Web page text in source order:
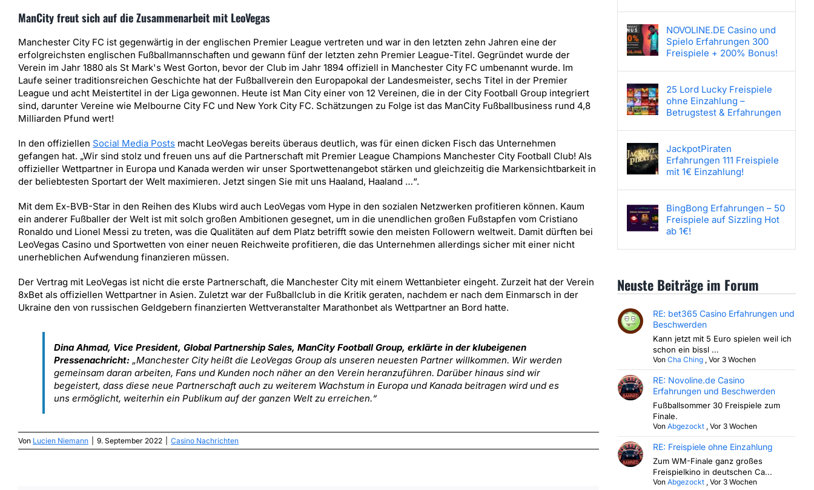
ManCity freut sich auf die Zusammenarbeit mit LeoVegas
Manchester City FC ist gegenwärtig in der englischen Premier League vertreten und war in den letzten zehn Jahren eine der
erfolgreichsten englischen Fußballmannschaften und gewann fünf der letzten zehn Premier League-Titel. Gegründet wurde der
Verein im Jahr 1880 als St Mark's West Gorton, bevor der Club im Jahr 1894 offiziell in Manchester City FC umbenannt wurde. Im
Laufe seiner traditionsreichen Geschichte hat der Fußballverein den Europapokal der Landesmeister, sechs Titel in der Premier
League und acht Meistertitel in der Liga gewonnen. Heute ist Man City einer von 12 Vereinen, die in der City Football Group integriert
sind, darunter Vereine wie Melbourne City FC und New York City FC. Schätzungen zu Folge ist das ManCity Fußballbusiness rund 4,8
Milliarden Pfund wert!
In den offiziellen Social Media Posts macht LeoVegas bereits überaus deutlich, was für einen dicken Fisch das Unternehmen
gefangen hat. „Wir sind stolz und freuen uns auf die Partnerschaft mit Premier League Champions Manchester City Football Club! Als
offizieller Wettpartner in Europa und Kanada werden wir unser Sportwettenangebot stärken und gleichzeitig die Markensichtbarkeit in
der beliebtesten Sportart der Welt maximieren. Jetzt singen Sie mit uns Haaland, Haaland …“.
Mit dem Ex-BVB-Star in den Reihen des Klubs wird auch LeoVegas vom Hype in den sozialen Netzwerken profitieren können. Kaum
ein anderer Fußballer der Welt ist mit solch großen Ambitionen gesegnet, um in die unendlichen großen Fußstapfen vom Cristiano
Ronaldo und Lionel Messi zu treten, was die Qualitäten auf dem Platz betrifft sowie den meisten Followern weltweit. Damit dürften bei
LeoVegas Casino und Sportwetten von einer neuen Reichweite profitieren, die das Unternehmen allerdings sicher mit einer nicht
unerheblichen Aufwendung finanzieren müssen.
Der Vertrag mit LeoVegas ist nicht die erste Partnerschaft, die Manchester City mit einem Wettanbieter eingeht. Zurzeit hat der Verein
8xBet als offiziellen Wettpartner in Asien. Zuletzt war der Fußballclub in die Kritik geraten, nachdem er nach dem Einmarsch in der
Ukraine den von russischen Geldgebern finanzierten Wettveranstalter Marathonbet als Wettpartner an Bord hatte.
Dina Ahmad, Vice President, Global Partnership Sales, ManCity Football Group, erklärte in der klubeigenen
Pressenachricht: „Manchester City heißt die LeoVegas Group als unseren neuesten Partner willkommen. Wir werden
gemeinsam daran arbeiten, Fans und Kunden noch näher an den Verein heranzuführen. Darüber hinaus sind wir
begeistert, dass diese neue Partnerschaft auch zu weiterem Wachstum in Europa und Kanada beitragen wird und es
uns ermöglicht, weiterhin ein Publikum auf der ganzen Welt zu erreichen.“
Von Lucien Niemann 9. September 2022 Casino Nachrichten
NOVOLINE.DE Casino und
Spielo Erfahrungen 300
Freispiele + 200% Bonus!
25 Lord Lucky Freispiele
ohne Einzahlung –
Betrugstest & Erfahrungen
JackpotPiraten
Erfahrungen 111 Freispiele
mit 1€ Einzahlung!
BingBong Erfahrungen – 50
Freispiele auf Sizzling Hot
ab 1€!
Neuste Beiträge im Forum
RE: bet365 Casino Erfahrungen und
Beschwerden
Kann jetzt mit 5 Euro spielen weil ich
schon ein bissl ...
VonCha Ching ,Vor 3 Wochen
RE: Novoline.de Casino
Erfahrungen und Beschwerden
Fußballsommer 30 Freispiele zum
Finale.
VonAbgezockt ,Vor 3 Wochen
RE: Freispiele ohne Einzahlung
Zum WM-Finale ganz großes
Freispielkino in deutschen Ca...
VonAbgezockt ,Vor 3 Wochen